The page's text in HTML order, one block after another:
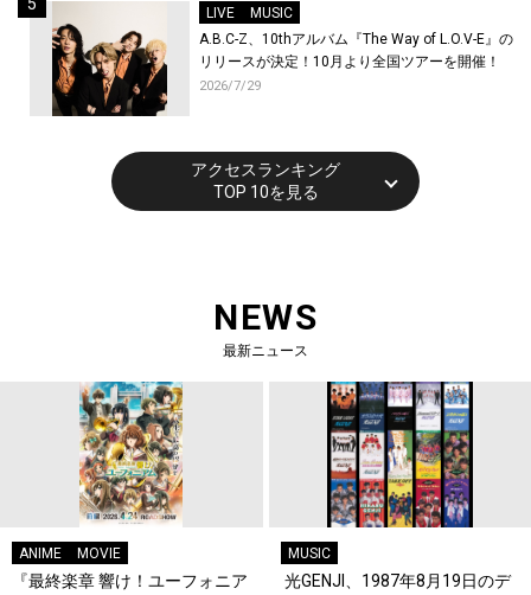
LIVE
MUSIC
A.B.C-Z、10thアルバム『The Way of L.O.V-E』の
リリースが決定！10月より全国ツアーを開催！
2026/7/29
アクセスランキング
TOP 10を見る
NEWS
最新ニュース
ANIME MOVIE
『最終楽章 響け！ユーフォニア
MUSIC
光GENJI、1987年8月19日のデ